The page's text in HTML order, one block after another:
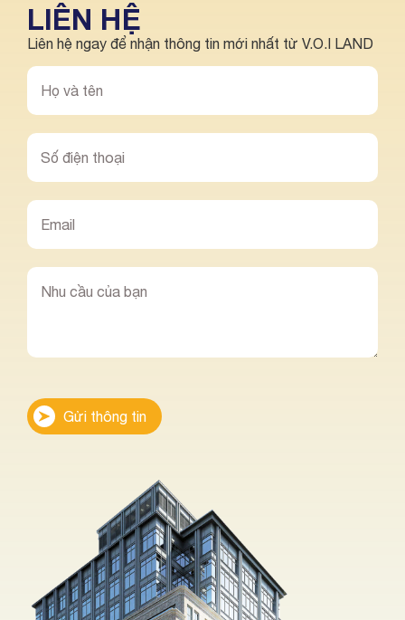
LIÊN HỆ
Liên hệ ngay để nhận thông tin mới nhất từ V.O.I LAND
Gửi thông tin